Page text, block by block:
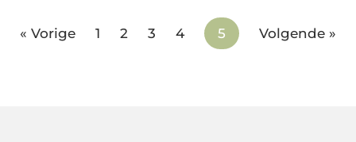
« Vorige 1 2 3 4 5 Volgende »